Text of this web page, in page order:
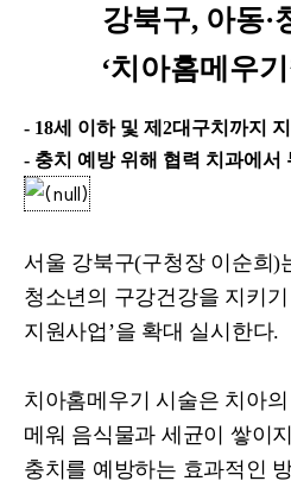
강북구, 아동·
‘치아홈메우기
- 18세 이하 및 제 2대구치까지
- 충치 예방 위해 협력 치과에서
서울 강북구(구청장 이순희)
청소년의 구강건강을 지키기
지원사업 ’을 확대 실시한다.
치아홈메우기 시술은 치아
메워 음식물과 세균이 쌓이
충치를 예방하는 효과적인